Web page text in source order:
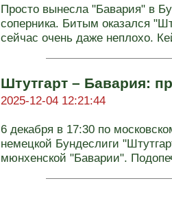
Просто вынесла "Бавария" в
соперника. Битым оказался
сейчас очень даже неплохо.
Штутгарт – Бавария:
2025-12-04 12:21:44
6 декабря в 17:30 по
немецкой Бундеслиги
мюнхенской "Баварии".